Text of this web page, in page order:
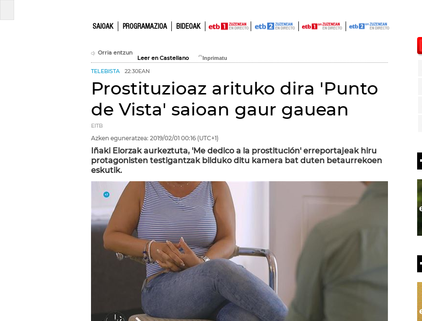
SAIOAK PROGRAMAZIOA BIDEOAK
Orria entzun
Leer en Castellano
TELEBISTA 22:30EAN
Prostituzioaz arituko dira 'Punto
de Vista' saioan gaur gauean
EITB
Azken eguneratzea: 2019/02/01 00:16 (UTC+1)
Iñaki Elorzak aurkeztuta, 'Me dedico a la prostitución' erreportajeak hiru
protagonisten testigantzak bilduko ditu kamera bat duten betaurrekoen
eskutik.